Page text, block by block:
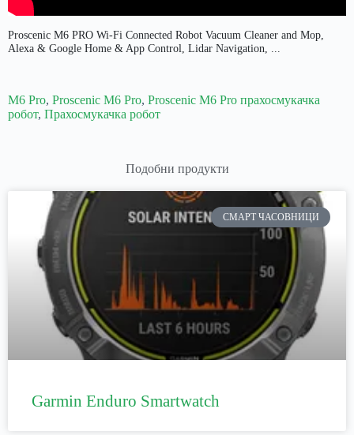
Proscenic M6 PRO Wi-Fi Connected Robot Vacuum Cleaner and Mop,
Alexa & Google Home & App Control, Lidar Navigation, ...
M6 Pro, Proscenic M6 Pro, Proscenic M6 Pro прахосмукачка
робот, Прахосмукачка робот
Подобни продукти
СМАРТ ЧАСОВНИЦИ
Garmin Enduro Smartwatch